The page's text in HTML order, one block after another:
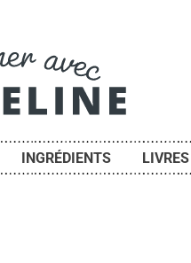
INGRÉDIENTS LIVRES